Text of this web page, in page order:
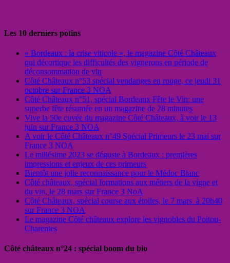
Les 10 derniers potins
« Bordeaux : la crise viticole », le magazine Côté Châteaux
qui décortique les difficultés des vignerons en période de
déconsommation de vin
Côté Châteaux n°53 spécial vendanges en rouge, ce jeudi 31
octobre sur France 3 NOA
Côté Châteaux n°51, spécial Bordeaux Fête le Vin: une
superbe fête résumée en un magazine de 28 minutes
Vive la 50e cuvée du magazine Côté Châteaux, à voir le 13
juin sur France 3 NOA
A voir le Côté Châteaux n°49 Spécial Primeurs le 23 mai sur
France 3 NOA
Le millésime 2023 se déguste à Bordeaux : premières
impressions et enjeux de ces primeurs
Bientôt une jolie reconnaissance pour le Médoc Blanc
Côté châteaux, spécial formations aux métiers de la vigne et
du vin, le 28 mars sur France 3 NoA
Côté Châteaux, spécial course aux étoiles, le 7 mars à 20h40
sur France 3 NOA
Le magazine Côté châteaux explore les vignobles du Poitou-
Charentes
Côté châteaux n°24 : spécial boom du bio